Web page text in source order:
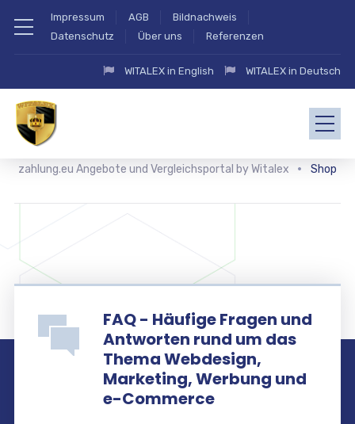
Impressum AGB
Bildnachweis
Datenschutz
Über uns Referenzen
WITALEX in English WITALEX in Deutsch
zahlung.eu Angebote und Vergleichsportal by Witalex Shop
FAQ - Häufige Fragen und
Antworten rund um das
Thema Webdesign,
Marketing, Werbung und
e-Commerce